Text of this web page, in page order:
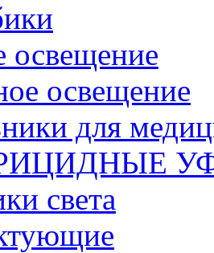
освещение
освещение
для
света